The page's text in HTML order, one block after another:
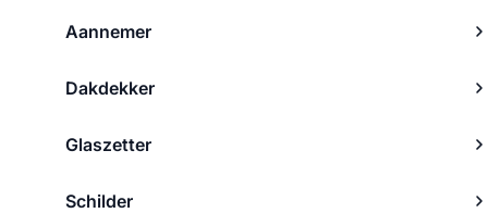
Aannemer
Dakdekker
Glaszetter
Schilder